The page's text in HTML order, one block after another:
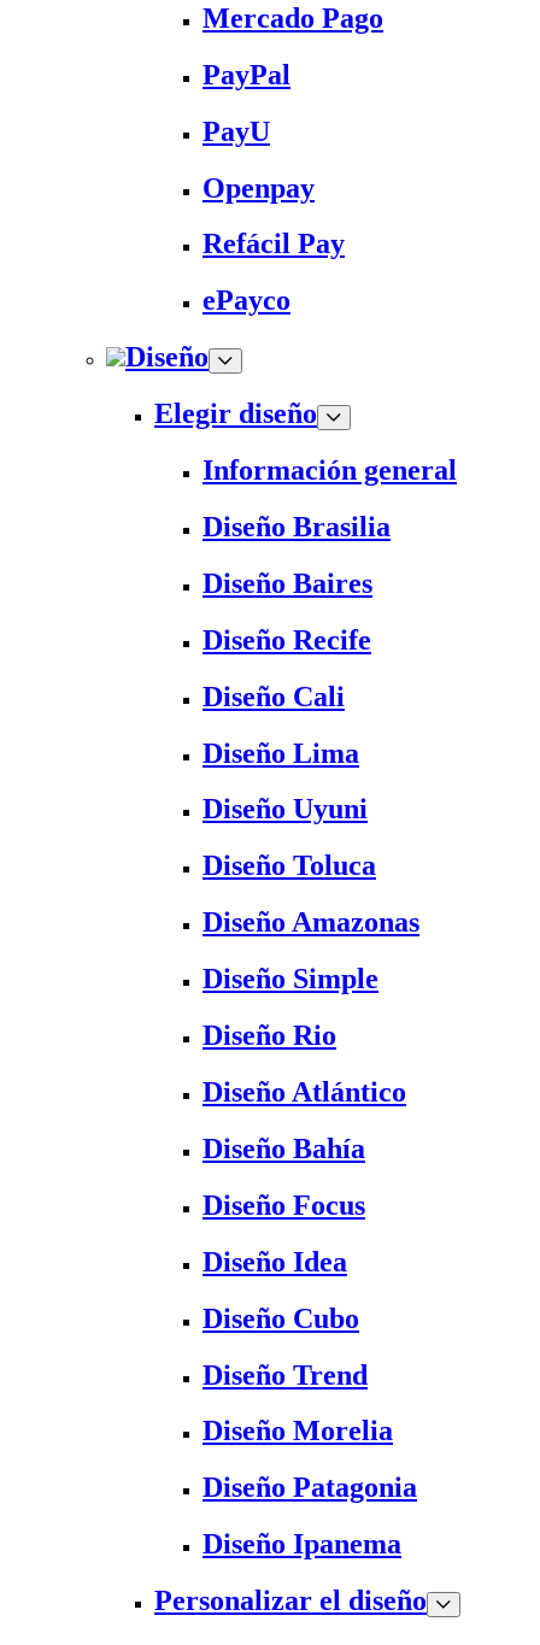
Mercado Pago
PayPal
PayU
Openpay
Refácil Pay
ePayco
Diseño
Elegir diseño
Información general
Diseño Brasilia
Diseño Baires
Diseño Recife
Diseño Cali
Diseño Lima
Diseño Uyuni
Diseño Toluca
Diseño Amazonas
Diseño Simple
Diseño Rio
Diseño Atlántico
Diseño Bahía
Diseño Focus
Diseño Idea
Diseño Cubo
Diseño Trend
Diseño Morelia
Diseño Patagonia
Diseño Ipanema
Personalizar el diseño